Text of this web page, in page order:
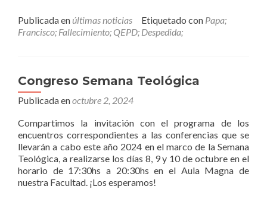
Francisco,
descansa
Publicada enúltimas noticias Etiquetado con Papa;
Francisco; Fallecimiento; QEPD; Despedida;
Congreso Semana Teológica
Publicada enoctubre 2, 2024
Compartimos la invitación con el programa de los
encuentros correspondientes a las conferencias que se
llevarán a cabo este año 2024 en el marco de la Semana
Teológica, a realizarse los días 8, 9 y 10 de octubre en el
horario de 17:30hs a 20:30hs en el Aula Magna de
nuestra Facultad. ¡Los esperamos!